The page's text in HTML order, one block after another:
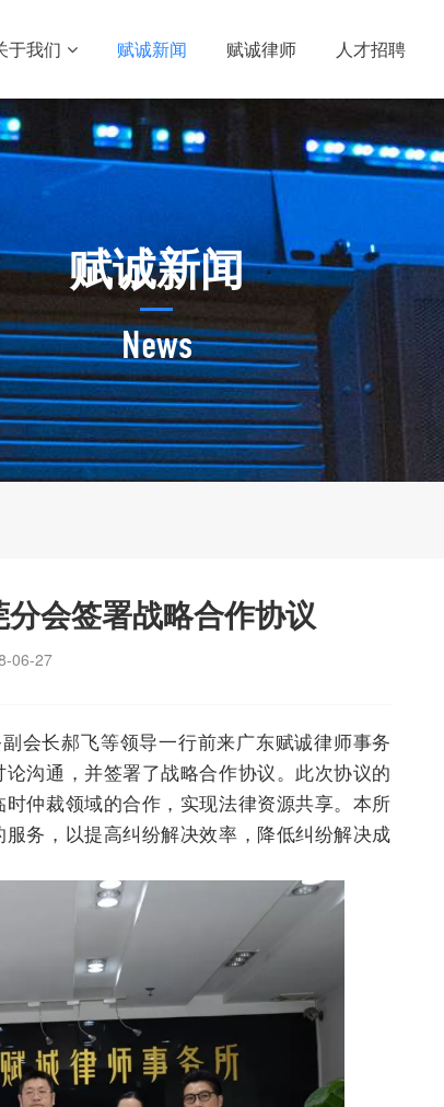
于我们 赋诚新闻 赋诚律师 人才招聘
赋诚新闻
News
会签署战略合作协议
06-27
长郝飞等领导一行前来广东赋诚律师事务
沟通，并签署了战略合作协议。此次协议的
仲裁领域的合作，实现法律资源共享。本所
务，以提高纠纷解决效率，降低纠纷解决成